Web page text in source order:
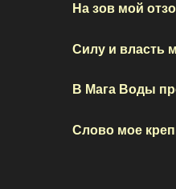
На зов мой
Силу и власть
В Мага Воды
Слово мое